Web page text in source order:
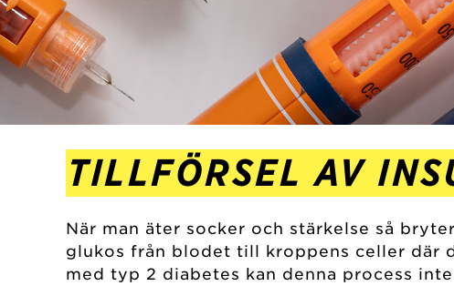
TILLFÖRSEL AV
När man äter socker och stärkelse så
glukos från blodet till kroppens celler där
med typ 2 diabetes kan denna process